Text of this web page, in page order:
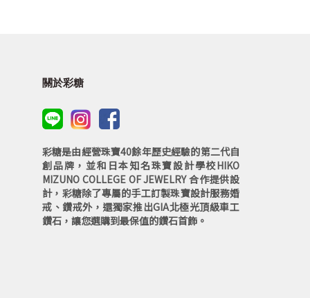
關於彩糖
彩糖是由經營珠寶40餘年歷史經驗的第二代自
創品牌，並和日本知名珠寶設計學校HIKO
MIZUNO COLLEGE OF JEWELRY 合作提供設
計，彩糖除了專屬的手工訂製珠寶設計服務婚
戒、鑽戒外，還獨家推出GIA北極光頂級車工
鑽石，讓您選購到最保值的鑽石首飾。